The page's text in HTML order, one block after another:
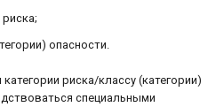
опасности.
риска/классу (категории)
специальными